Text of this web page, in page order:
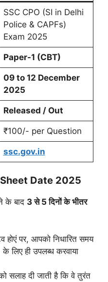
SSC CPO (SI in Delhi
Police & CAPFs)
Exam 2025
Paper-1 (CBT)
09 to 12 December
2025
Released / Out
₹100/- per Question
ssc.gov.in
Date 2025
के बाद 3 से 5 दिनों के भीतर
पर, आपको निधारित समय
लिए ही उपलब्ध करवाया
को सलाह दी जाती है कि वे तुरंत